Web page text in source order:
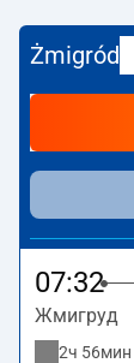
Żmigród –
более долгое время в
на станции
Żmigród
07:32
Жмигруд
2ч 56мин